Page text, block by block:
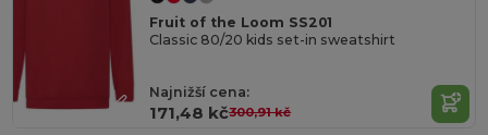
Fruit of the Loom SS201
Classic 80/20 kids set-in sweatshirt
Najnižší cena:
171,48 kč300,91 kč